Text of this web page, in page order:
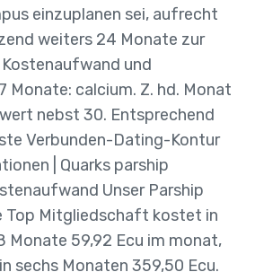
einzuplanen sei, aufrecht
weiters 24 Monate zur
und
Monate: calcium. Z. hd. Monat
nebst 30. Entsprechend
Verbunden-Dating-Kontur
| Quarks parship
Unser Parship
Top Mitgliedschaft kostet in
Monate 59,92 Ecu im monat,
sechs Monaten 359,50 Ecu.